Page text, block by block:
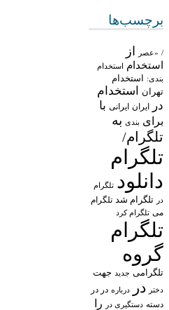
برچسب‌ها
/ «عصر از
استخدام استخدام
بندی: استخدام
تهران
استخدام
در
ایران ایرانی با
برای بندی به
تلگرام/
تلگرام
دانلود تلگرام
در تلگرام شد تلگرام
می تلگرام کرد
تلگرام
گروه
تلگرامی جدید جهت
دختر در درباره در در
دسته دستگیری در را